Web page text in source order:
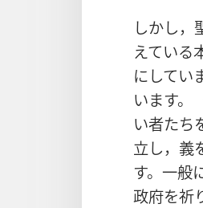
しかし，
えている
にしてい
います。
い者たち
立し，義
す。一般
政府を祈